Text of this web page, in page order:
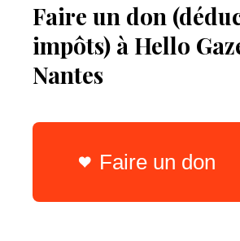
Faire un don
impôts) à Hello
Nantes
Faire un don